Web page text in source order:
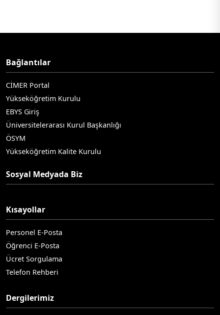
Bağlantılar
CİMER Portal
Yükseköğretim Kurulu
EBYS Giriş
Üniversitelerarası Kurul Başkanlığı
ÖSYM
Yükseköğretim Kalite Kurulu
Sosyal Medyada Biz
Kısayollar
Personel E-Posta
Öğrenci E-Posta
Ücret Sorgulama
Telefon Rehberi
Dergilerimiz